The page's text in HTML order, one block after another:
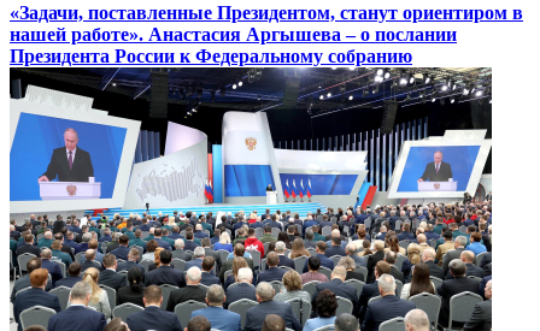
«Задачи, поставленные Президентом, станут ориентиром в
нашей работе». Анастасия Аргышева – о послании
Президента России к Федеральному собранию